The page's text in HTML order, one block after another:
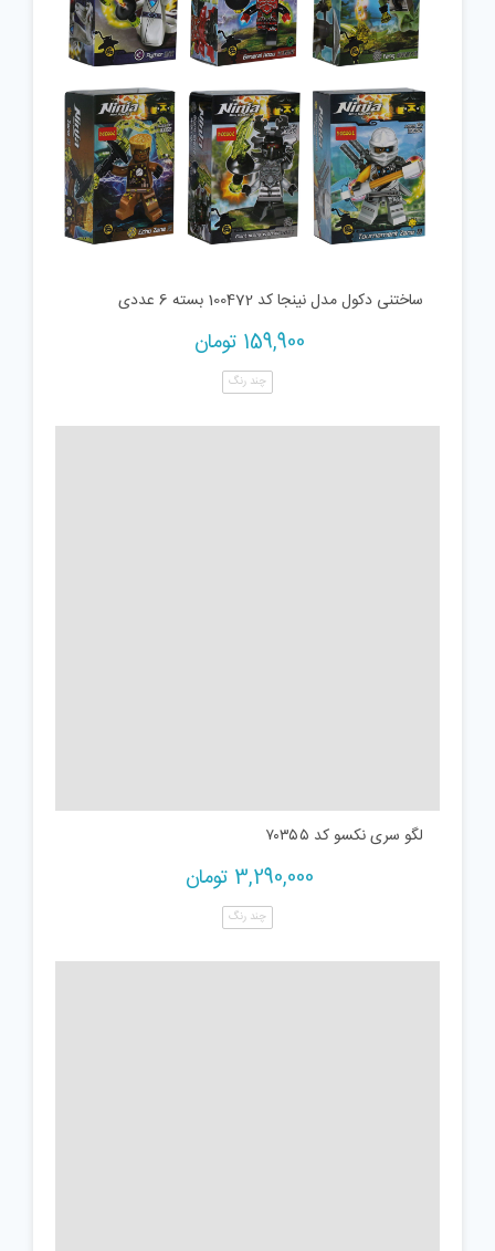
ساختنی دکول مدل نینجا کد 100472 بسته 6 عددی
159,900 تومان
چند رنگ
لگو سری نکسو کد ۷۰۳۵۵
3,290,000 تومان
چند رنگ